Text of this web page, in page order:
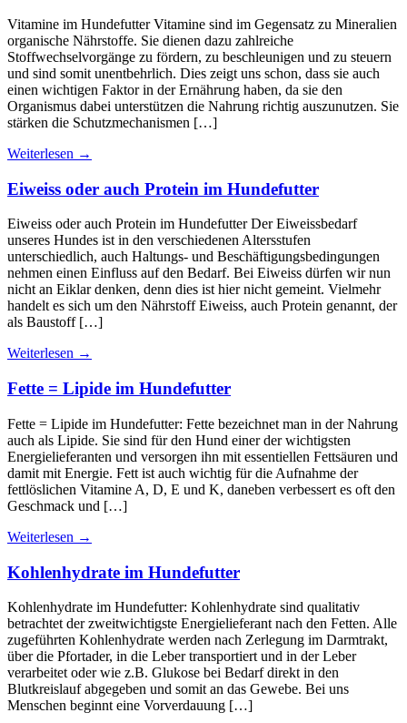
Vitamine im Hundefutter Vitamine sind im Gegensatz zu Mineralien
organische Nährstoffe. Sie dienen dazu zahlreiche
Stoffwechselvorgänge zu fördern, zu beschleunigen und zu steuern
und sind somit unentbehrlich. Dies zeigt uns schon, dass sie auch
einen wichtigen Faktor in der Ernährung haben, da sie den
Organismus dabei unterstützen die Nahrung richtig auszunutzen. Sie
stärken die Schutzmechanismen […]
Weiterlesen →
Eiweiss oder auch Protein im Hundefutter
Eiweiss oder auch Protein im Hundefutter Der Eiweissbedarf
unseres Hundes ist in den verschiedenen Altersstufen
unterschiedlich, auch Haltungs- und Beschäftigungsbedingungen
nehmen einen Einfluss auf den Bedarf. Bei Eiweiss dürfen wir nun
nicht an Eiklar denken, denn dies ist hier nicht gemeint. Vielmehr
handelt es sich um den Nährstoff Eiweiss, auch Protein genannt, der
als Baustoff […]
Weiterlesen →
Fette = Lipide im Hundefutter
Fette = Lipide im Hundefutter: Fette bezeichnet man in der Nahrung
auch als Lipide. Sie sind für den Hund einer der wichtigsten
Energielieferanten und versorgen ihn mit essentiellen Fettsäuren und
damit mit Energie. Fett ist auch wichtig für die Aufnahme der
fettlöslichen Vitamine A, D, E und K, daneben verbessert es oft den
Geschmack und […]
Weiterlesen →
Kohlenhydrate im Hundefutter
Kohlenhydrate im Hundefutter: Kohlenhydrate sind qualitativ
betrachtet der zweitwichtigste Energielieferant nach den Fetten. Alle
zugeführten Kohlenhydrate werden nach Zerlegung im Darmtrakt,
über die Pfortader, in die Leber transportiert und in der Leber
verarbeitet oder wie z.B. Glukose bei Bedarf direkt in den
Blutkreislauf abgegeben und somit an das Gewebe. Bei uns
Menschen beginnt eine Vorverdauung […]